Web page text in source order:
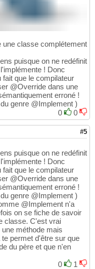
une classe complétement
puisque on ne redéfinit
! Donc
fait que le compilateur
@Override dans une
erroné !
genre @Implement )
0
0
#5
puisque on ne redéfinit
! Donc
fait que le compilateur
@Override dans une
erroné !
genre @Implement )
@Implement n'a
on se fiche de savoir
classe. C'est vrai
méthode mais
permet d'être sur que
du père et que n'en
0
1